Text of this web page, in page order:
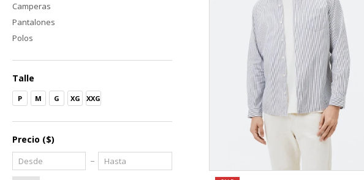
Camperas
Pantalones
Polos
Talle
P M G XG XXG
Precio ($)